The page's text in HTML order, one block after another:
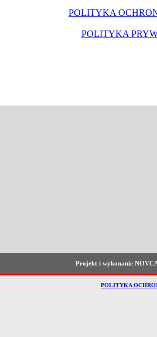
POLITYKA
POLITYKA
Projekt i wykonanie
POLITYKA